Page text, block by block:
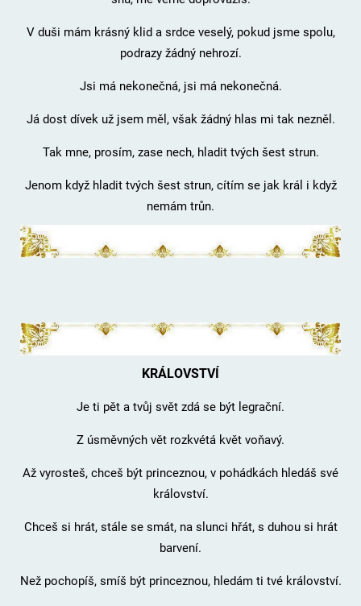
V duši mám krásný klid a srdce veselý, pokud jsme spolu,
podrazy žádný nehrozí.
Jsi má nekonečná, jsi má nekonečná.
Já dost dívek už jsem měl, však žádný hlas mi tak nezněl.
Tak mne, prosím, zase nech, hladit tvých šest strun.
Jenom když hladit tvých šest strun, cítím se jak král i když
nemám trůn.
KRÁLOVSTVÍ
Je ti pět a tvůj svět zdá se být legrační.
Z úsměvných vět rozkvétá květ voňavý.
Až vyrosteš, chceš být princeznou, v pohádkách hledáš své
království.
Chceš si hrát, stále se smát, na slunci hřát, s duhou si hrát
barvení.
Než pochopíš, smíš být princeznou, hledám ti tvé království.